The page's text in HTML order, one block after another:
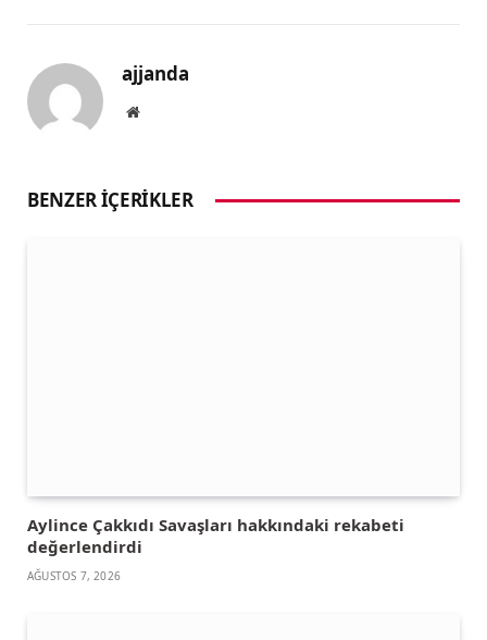
ajjanda
Website
BENZER İÇERIKLER
Aylince Çakkıdı Savaşları hakkındaki rekabeti
değerlendirdi
AĞUSTOS 7, 2026